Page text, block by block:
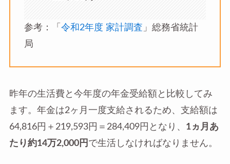
参考：「 令和2年度 家計調査 」総務省統計
局
昨年の生活費と今年度の年金受給額と比較してみ
ます。年金は2ヶ月一度支給されるため、支給額は
64,816円＋219,593円＝284,409円となり、 1ヵ月あ
たり約14万2,000円 で生活しなければなりません。